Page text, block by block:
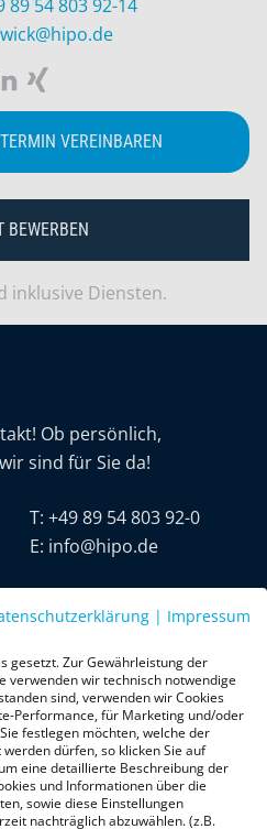
89 54 803 92-14
VEREINBAREN
BEWERBEN
inklusive Diensten.
Ob persönlich,
sind für Sie da!
T: +49 89 54 803 92-0
E: info@hipo.de
AGB Impressum
Google-Rezensionen
★★★★★
| Impressum
gesetzt. Zur Gewährleistung der
verwenden wir technisch notwendige
sind, verwenden wir Cookies
Performance, für Marketing und/oder
festlegen möchten, welche der
dürfen, so klicken Sie auf
eine detaillierte Beschreibung der
und Informationen über die
sowie diese Einstellungen
nachträglich abzuwählen. (z.B.